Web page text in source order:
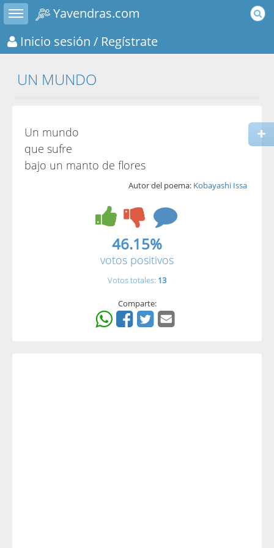
Toggle sidebar
Yavendras.com
Inicio sesión / Regístrate
UN MUNDO
Un mundo
que sufre
bajo un manto de flores
Autor del poema: Kobayashi Issa
46.15%
votos positivos
Votos totales: 13
Comparte: